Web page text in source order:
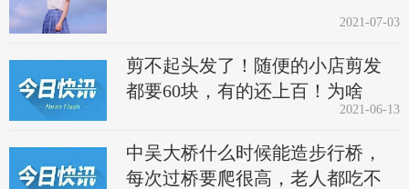
2021-07-03
剪不起头发了！随便的小店剪发
都要60块，有的还上百！为啥
2021-06-13
中吴大桥什么时候能造步行桥，
每次过桥要爬很高，老人都吃不